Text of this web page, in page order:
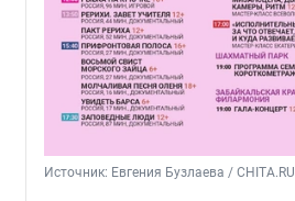
Источник: Евгения Бузлаева / CHITA.RU